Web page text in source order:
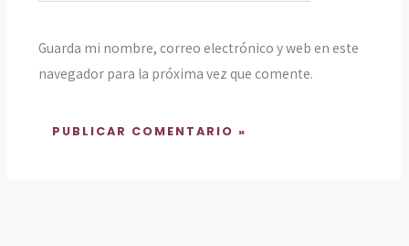
Guarda mi nombre, correo electrónico y web en este
navegador para la próxima vez que comente.